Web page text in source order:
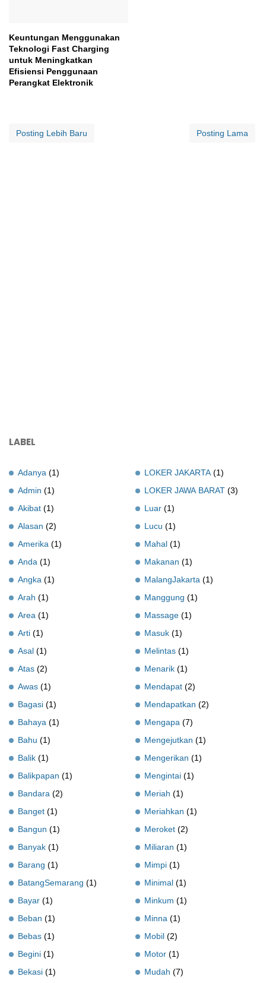
Keuntungan Menggunakan
Teknologi Fast Charging
untuk Meningkatkan
Efisiensi Penggunaan
Perangkat Elektronik
Posting Lebih Baru Posting Lama
LABEL
Adanya (1)
Admin (1)
Akibat (1)
Alasan (2)
Amerika (1)
Anda (1)
Angka (1)
Arah (1)
Area (1)
Arti (1)
Asal (1)
Atas (2)
Awas (1)
Bagasi (1)
Bahaya (1)
Bahu (1)
Balik (1)
Balikpapan (1)
Bandara (2)
Banget (1)
Bangun (1)
Banyak (1)
Barang (1)
BatangSemarang (1)
Bayar (1)
Beban (1)
Bebas (1)
Begini (1)
Bekasi (1)
LOKER JAKARTA (1)
LOKER JAWA BARAT (3)
Luar (1)
Lucu (1)
Mahal (1)
Makanan (1)
MalangJakarta (1)
Manggung (1)
Massage (1)
Masuk (1)
Melintas (1)
Menarik (1)
Mendapat (2)
Mendapatkan (2)
Mengapa (7)
Mengejutkan (1)
Mengerikan (1)
Mengintai (1)
Meriah (1)
Meriahkan (1)
Meroket (2)
Miliaran (1)
Mimpi (1)
Minimal (1)
Minkum (1)
Minna (1)
Mobil (2)
Motor (1)
Mudah (7)